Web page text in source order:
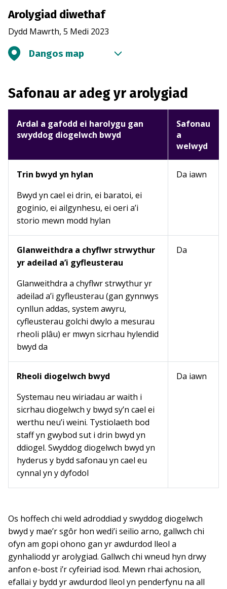
Arolygiad diwethaf
Dydd Mawrth, 5 Medi 2023
Dangos map
Safonau ar adeg yr arolygiad
Ardal a gafodd ei harolygu gan
swyddog diogelwch bwyd
Safonau
a
welwyd
Trin bwyd yn hylan
Bwyd yn cael ei drin, ei baratoi, ei
goginio, ei ailgynhesu, ei oeri a’i
storio mewn modd hylan
Da iawn
Glanweithdra a chyflwr strwythur
yr adeilad a’i gyfleusterau
Glanweithdra a chyflwr strwythur yr
adeilad a’i gyfleusterau (gan gynnwys
cynllun addas, system awyru,
cyfleusterau golchi dwylo a mesurau
rheoli plâu) er mwyn sicrhau hylendid
bwyd da
Da
Rheoli diogelwch bwyd
Systemau neu wiriadau ar waith i
sicrhau diogelwch y bwyd sy’n cael ei
werthu neu’i weini. Tystiolaeth bod
staff yn gwybod sut i drin bwyd yn
ddiogel. Swyddog diogelwch bwyd yn
hyderus y bydd safonau yn cael eu
cynnal yn y dyfodol
Da iawn
Os hoffech chi weld adroddiad y swyddog diogelwch
bwyd y mae’r sgôr hon wedi’i seilio arno, gallwch chi
ofyn am gopi ohono gan yr awdurdod lleol a
gynhaliodd yr arolygiad. Gallwch chi wneud hyn drwy
anfon e-bost i’r cyfeiriad isod. Mewn rhai achosion,
efallai y bydd yr awdurdod lleol yn penderfynu na all